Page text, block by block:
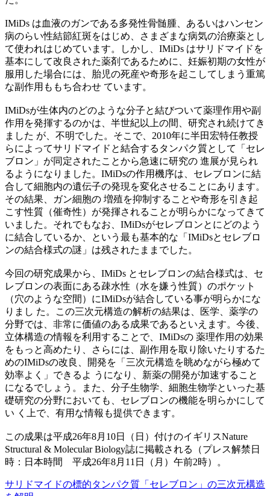
IMiDs は血液のガンである多発性骨髄腫、あるいはハンセン
病のらい性結節紅斑をはじめ、さまざまな病気の治療薬とし
て使われはじめています。しかし、IMiDs はサリドマイドを
基本にして改良された薬剤であるために、妊娠初期の女性が
服用した場合には、胎児の死産や奇形を起こしてしまう重篤
な副作用ももち合わせ ています。
IMiDsが生体内のどのような分子と結びついて薬理作用や副
作用を発揮するのかは、半世紀以上の間、研究され続けてき
ました が、不明でした。そこで、2010年に半田宏特任教授
らによってサリドマイドと結合するタンパク質として「セレ
ブロン」が同定されたことから急速に研究の 進展が見られ
るようになりました。IMiDsの作用機序は、セレブロンに結
合して細胞内の遺伝子の発現を変化させることにあります。
その結果、ガン細胞の 増殖を抑制することや奇形を引き起
こす性質（催奇性）が発揮されることが明らかになってきて
いました。それでもなお、IMiDsがセレブロンとにどのよう
に結合しているか、という最も基本的な「IMiDsとセレブロ
ンの結合様式の謎」は残されたままでした。
今回の研究成果から、IMiDs とセレブロンの結合様式は、セ
レブロンの表面にある疎水性（水を嫌う性質）のポケット
（穴のような空間）にIMiDsが結合している事が明らかにな
りまし た。この三次元構造の解析の結果は、医学、薬学の
分野では、非常に価値のある成果であるといえます。今後、
立体構造の情報を利用することで、IMiDsの 薬理作用の効果
をもっと高めたり、さらには、副作用を取り除いたりするた
めのIMiDsの改良、開発を「三次元構造を眺めながら極めて
効率よく」できるよ うになり、新薬の開発が加速すること
になるでしょう。また、分子生物学、細胞生物学といった基
礎研究の分野においても、セレブロンの機能を明らかにして
い く上で、有用な情報も提供できます。
この成果は平成26年8月10日（日）付けのイギリスNature
Structural & Molecular Biology誌に掲載される（プレス解禁日
時：日本時間 平成26年8月11日（月）午前2時）。
サリドマイドの標的タンパク質「セレブロン」の三次元構造